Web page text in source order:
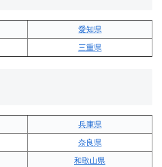
愛知県
三重県
兵庫県
奈良県
和歌山県